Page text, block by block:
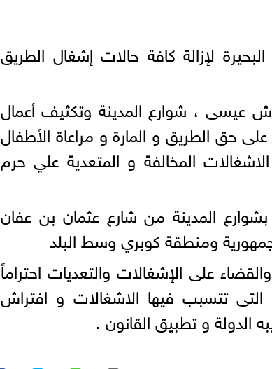
لإزالة كافة حالات إشغال الطريق
عيسى ، شوارع المدينة وتكثيف أعمال
حق الطريق و المارة و مراعاة الأطفال
المخالفة و المتعدية علي حرم
إشغال طريق بشوارع المدينة من شارع عثمان بن عفان
ومنطقة كوبري وسط البلد
على الإشغالات والتعديات احتراماً
تتسبب فيها الاشغالات و افتراش
الدولة و تطبيق القانون .